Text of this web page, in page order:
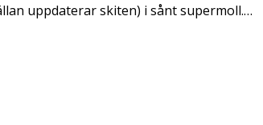
uppdaterar skiten) i sånt supermoll.…